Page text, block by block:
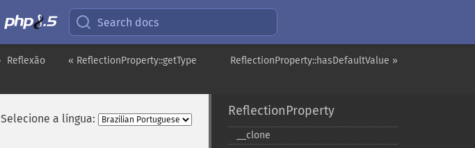
Search docs
ReflectionProperty::hasDefaultValue »
« ReflectionProperty::getType
Reflexão
Selecione a língua:
ReflectionProperty
_​_​clone